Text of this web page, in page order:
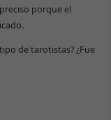
porque el
de tarotistas? ¿Fue